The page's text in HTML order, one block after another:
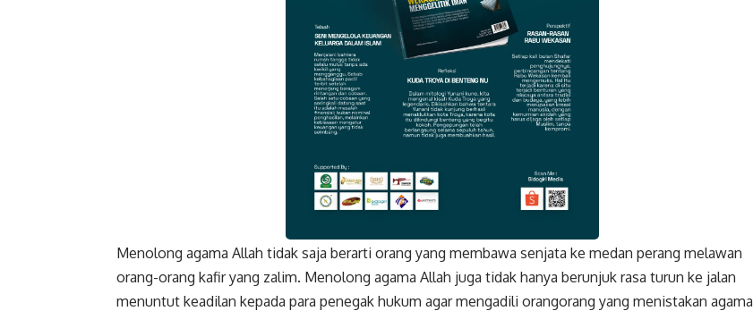
Facebook Twitter Gmail
Menolong agama Allah tidak saja berarti orang yang membawa senjata ke medan perang melawan
orang-orang kafir yang zalim. Menolong agama Allah juga tidak hanya berunjuk rasa turun ke jalan
menuntut keadilan kepada para penegak hukum agar mengadili orangorang yang menistakan agama